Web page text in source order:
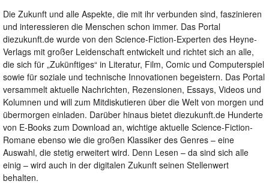
Die Zukunft und alle Aspekte, die mit ihr verbunden sind, faszinieren
und interessieren die Menschen schon immer. Das Portal
diezukunft.de wurde von den Science-Fiction-Experten des Heyne-
Verlags mit großer Leidenschaft entwickelt und richtet sich an alle,
die sich für „Zukünftiges“ in Literatur, Film, Comic und Computerspiel
sowie für soziale und technische Innovationen begeistern. Das Portal
versammelt aktuelle Nachrichten, Rezensionen, Essays, Videos und
Kolumnen und will zum Mitdiskutieren über die Welt von morgen und
übermorgen einladen. Darüber hinaus bietet diezukunft.de Hunderte
von E-Books zum Download an, wichtige aktuelle Science-Fiction-
Romane ebenso wie die großen Klassiker des Genres – eine
Auswahl, die stetig erweitert wird. Denn Lesen – da sind sich alle
einig – wird auch in der digitalen Zukunft seinen Stellenwert
behalten.